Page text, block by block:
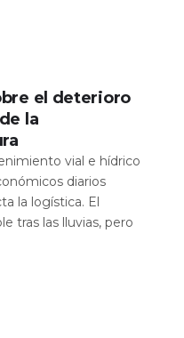
el deterioro
la
vial e hídrico
diarios
la logística. El
tras las lluvias, pero